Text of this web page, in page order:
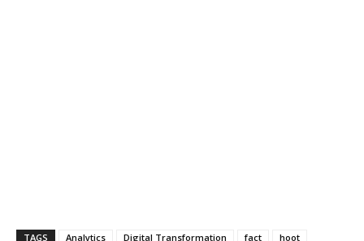
TAGS Analytics Digital Transformation fact
hoot